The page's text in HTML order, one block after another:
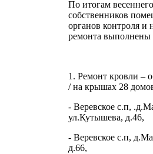
По итогам
собственников
органов контроля и
ремонта выполнены
1. Ремонт кровли –
/ на крышах 28
- Веревское с.п,
ул.Кутышева, д.46,
- Веревское с.п,
д.66,